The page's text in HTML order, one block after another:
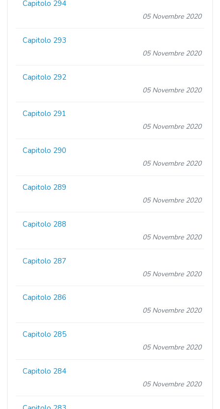
Capitolo 294
05 Novembre 2020
Capitolo 293
05 Novembre 2020
Capitolo 292
05 Novembre 2020
Capitolo 291
05 Novembre 2020
Capitolo 290
05 Novembre 2020
Capitolo 289
05 Novembre 2020
Capitolo 288
05 Novembre 2020
Capitolo 287
05 Novembre 2020
Capitolo 286
05 Novembre 2020
Capitolo 285
05 Novembre 2020
Capitolo 284
05 Novembre 2020